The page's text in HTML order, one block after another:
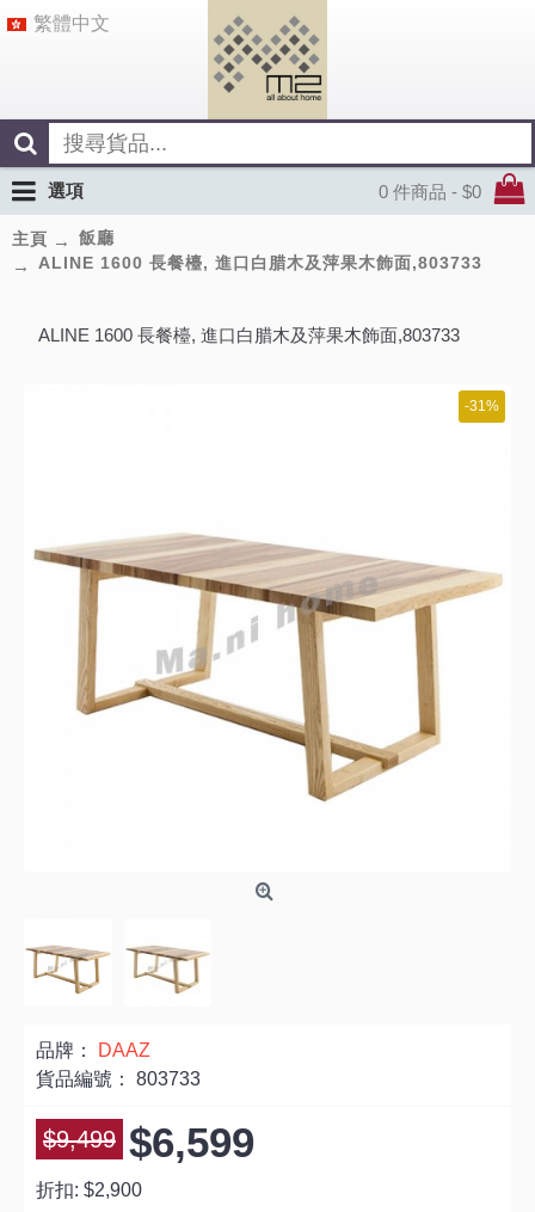
繁體中文
0 件商品 - $0
選項
主頁
飯廳
ALINE 1600 長餐檯, 進口白腊木及萍果木飾面,803733
ALINE 1600 長餐檯, 進口白腊木及萍果木飾面,803733
-31%
品牌：
DAAZ
貨品編號： 803733
$9,499 $6,599
折扣: $2,900